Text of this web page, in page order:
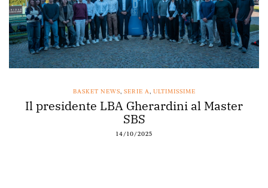
BASKET NEWS, SERIE A, ULTIMISSIME
Il presidente LBA Gherardini al Master
SBS
14/10/2025